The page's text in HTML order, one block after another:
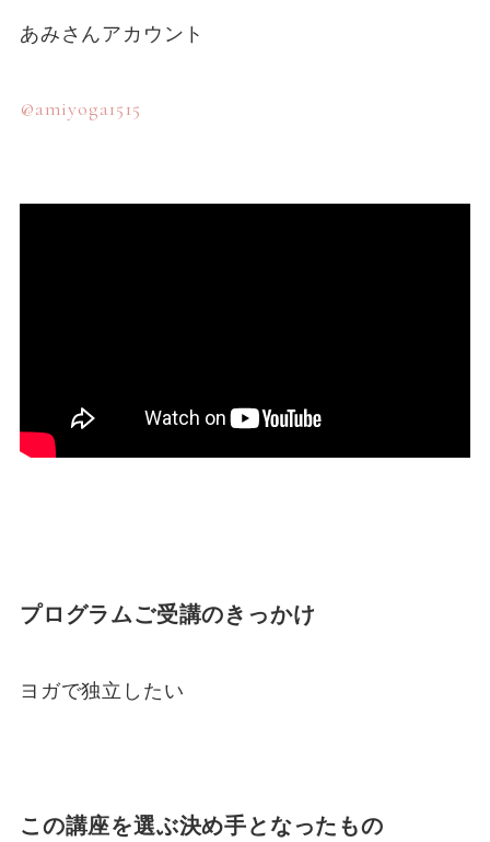
あみさんアカウント
@amiyoga1515
プログラムご受講のきっかけ
ヨガで独立したい
この講座を選ぶ決め手となったもの